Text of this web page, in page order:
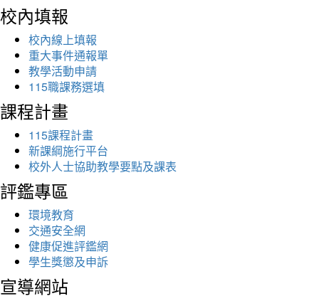
校內填報
校內線上填報
重大事件通報單
教學活動申請
115職課務選填
課程計畫
115課程計畫
新課綱施行平台
校外人士協助教學要點及課表
評鑑專區
環境教育
交通安全網
健康促進評鑑網
學生獎懲及申訴
宣導網站